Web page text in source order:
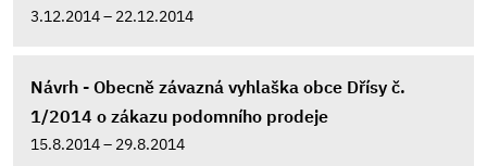
3.12.2014 – 22.12.2014
Návrh - Obecně závazná vyhlaška obce Dřísy č.
1/2014 o zákazu podomního prodeje
15.8.2014 – 29.8.2014